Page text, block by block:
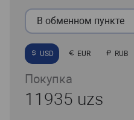
В обменном пункте
USD EUR RUB
Покупка
11935 uzs